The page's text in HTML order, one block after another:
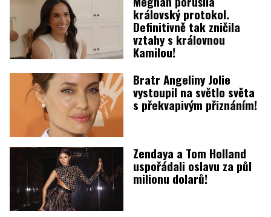
královský protokol.
Definitivně tak zničila
vztahy s královnou
Kamilou!
Bratr Angeliny Jolie
vystoupil na světlo světa
s překvapivým přiznáním!
Zendaya a Tom Holland
uspořádali oslavu za půl
milionu dolarů!